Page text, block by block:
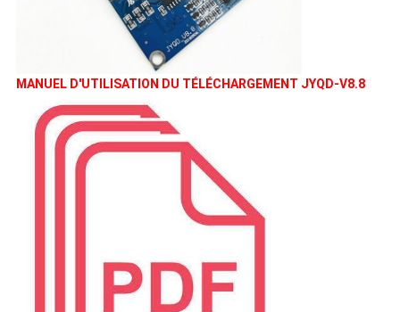
MANUEL D'UTILISATION DU TÉLÉCHARGEMENT JYQD-V8.8